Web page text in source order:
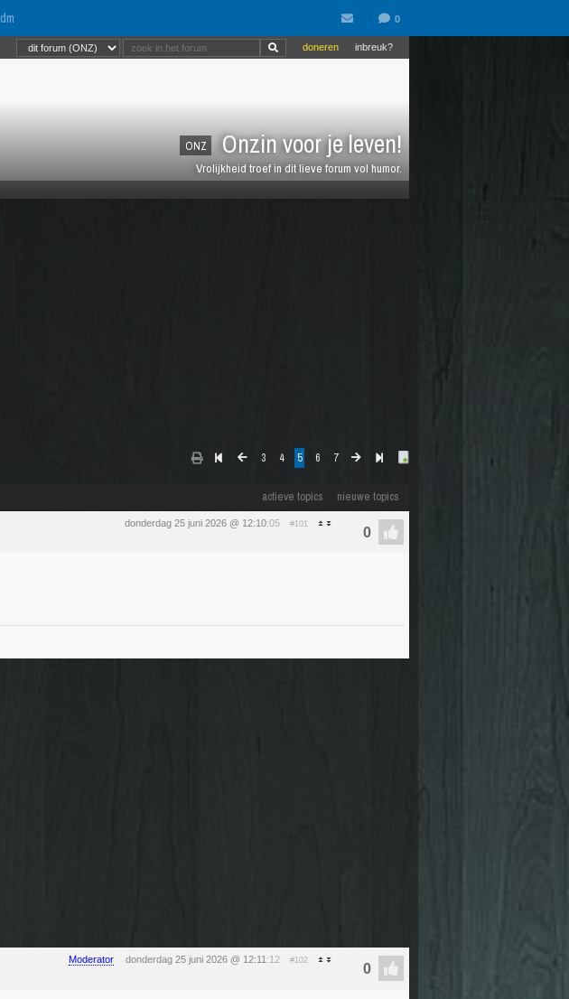
dm
ONZ Onzin voor je leven!
Vrolijkheid troef in dit lieve forum vol humor.
inbreuk?
doneren
3 4 5 6 7
actieve topics nieuwe topics
donderdag 25 juni 2026 @ 12:10:05 #101
Moderator donderdag 25 juni 2026 @ 12:11 :12 #102